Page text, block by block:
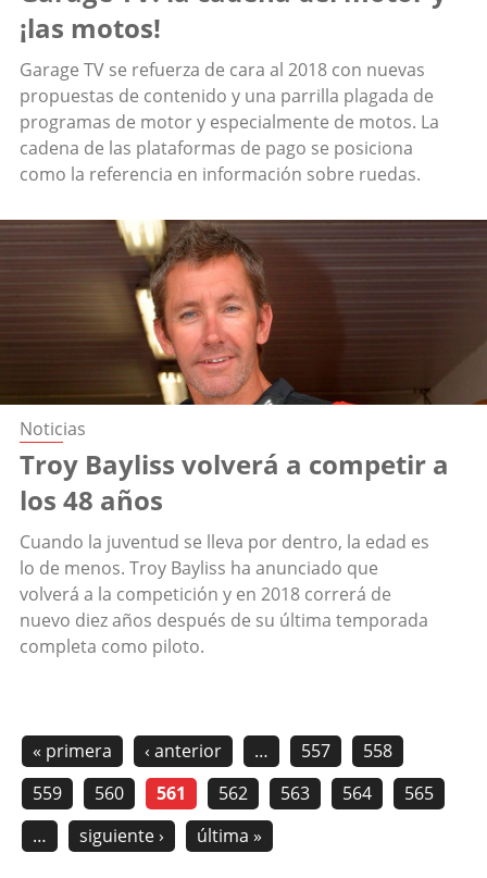
¡las motos!
Garage TV se refuerza de cara al 2018 con nuevas
propuestas de contenido y una parrilla plagada de
programas de motor y especialmente de motos. La
cadena de las plataformas de pago se posiciona
como la referencia en información sobre ruedas.
Noticias
Troy Bayliss volverá a competir a
los 48 años
Cuando la juventud se lleva por dentro, la edad es
lo de menos. Troy Bayliss ha anunciado que
volverá a la competición y en 2018 correrá de
nuevo diez años después de su última temporada
completa como piloto.
« primera ‹ anterior … 557
558
559
560 561 562 563 564
565
…
siguiente › última »